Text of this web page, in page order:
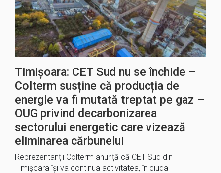
Timișoara: CET Sud nu se închide –
Colterm susține că producția de
energie va fi mutată treptat pe gaz –
OUG privind decarbonizarea
sectorului energetic care vizează
eliminarea cărbunelui
Reprezentanții Colterm anunță că CET Sud din
Timișoara își va continua activitatea, în ciuda